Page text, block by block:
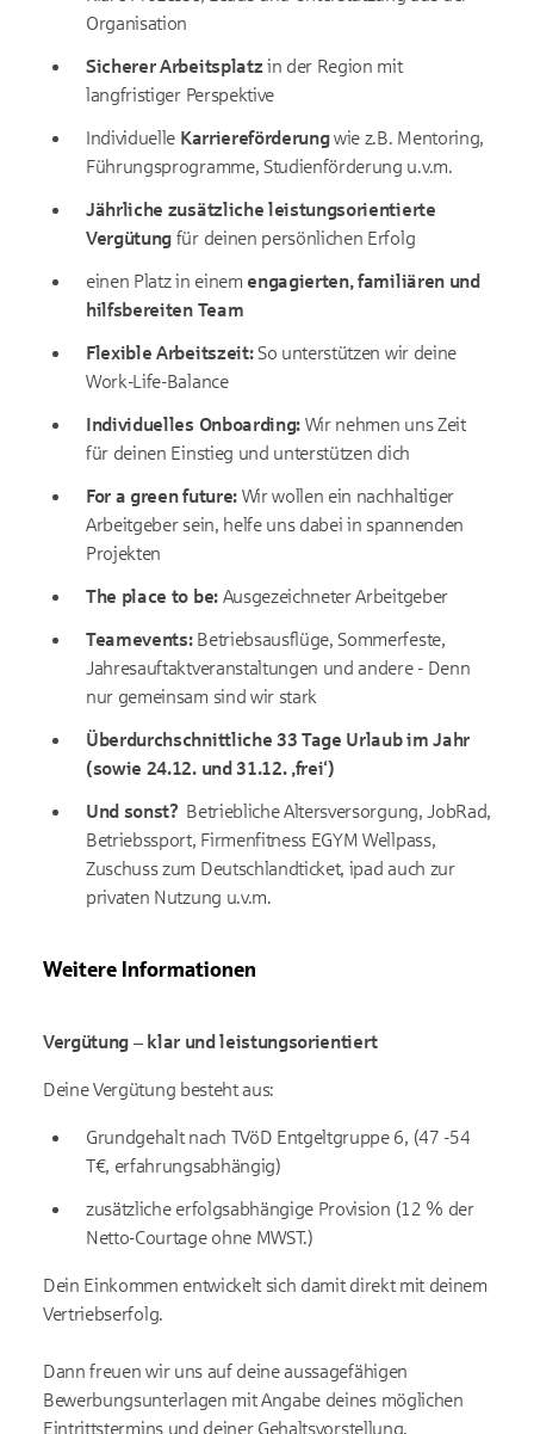
Organisation
Sicherer Arbeitsplatzin der Region mit
langfristiger Perspektive
Individuelle Karriereförderungwie z.B. Mentoring,
Führungsprogramme, Studienförderung u.v.m.
Jährliche zusätzliche leistungsorientierte
Vergütung für deinen persönlichen Erfolg
einen Platz in einem engagierten, familiären und
hilfsbereiten Team
Flexible Arbeitszeit:So unterstützen wir deine
Work-Life-Balance
Individuelles Onboarding: Wir nehmen uns Zeit
für deinen Einstieg und unterstützen dich
For a green future:Wir wollen ein nachhaltiger
Arbeitgeber sein, helfe uns dabei in spannenden
Projekten
The place to be:Ausgezeichneter Arbeitgeber
Teamevents:Betriebsausflüge, Sommerfeste,
Jahresauftaktveranstaltungen und andere - Denn
nur gemeinsam sind wir stark
Überdurchschnittliche 33 Tage Urlaub im Jahr
(sowie 24.12. und 31.12. ‚frei‘)
Und sonst? Betriebliche Altersversorgung, JobRad,
Betriebssport, Firmenfitness EGYM Wellpass,
Zuschuss zum Deutschlandticket, ipad auch zur
privaten Nutzung u.v.m.
Weitere Informationen
Vergütung – klar und leistungsorientiert
Deine Vergütung besteht aus:
Grundgehalt nach TVöD Entgeltgruppe 6, (47 -54
T€, erfahrungsabhängig)
zusätzliche erfolgsabhängige Provision (12 % der
Netto-Courtage ohne MWST.)
Dein Einkommen entwickelt sich damit direkt mit deinem
Vertriebserfolg.
Dann freuen wir uns auf deine aussagefähigen
Bewerbungsunterlagen mit Angabe deines möglichen
Eintrittstermins und deiner Gehaltsvorstellung.